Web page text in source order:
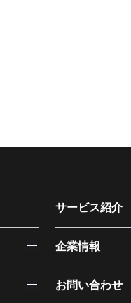
サービス紹介
企業情報
お問い合わせ